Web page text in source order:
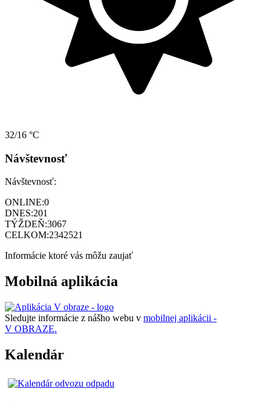
32/16 °C
Návštevnosť
Návštevnosť:
ONLINE:0
DNES:201
TÝŽDEŇ:3067
CELKOM:2342521
Informácie ktoré vás môžu zaujať
Mobilná aplikácia
Sledujte informácie z nášho webu v mobilnej aplikácii -
V OBRAZE.
Kalendár